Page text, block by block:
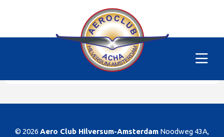
PH-MFT
Dit gedeelte van de website is alleen voor de
leden/begunstigers van onze club. Sorry. U kunt
natuurlijk altijd lid worden!
© 2026 Aero Club Hilversum-Amsterdam Noodweg 43A,